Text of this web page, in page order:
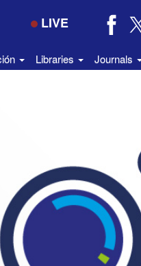
LIVE
Libraries Journals